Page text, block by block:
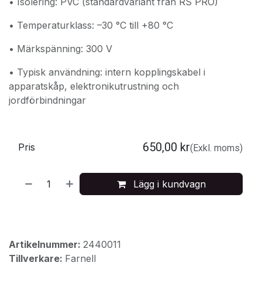
• Temperaturklass: –30 °C till +80 °C
• Märkspänning: 300 V
• Typisk användning: intern kopplingskabel i
apparatskåp, elektronikutrustning och
jordförbindningar
Lägg i kundvagn
Pris 650,00 kr(Exkl. moms)
Artikelnummer: 2440011
Tillverkare: Farnell